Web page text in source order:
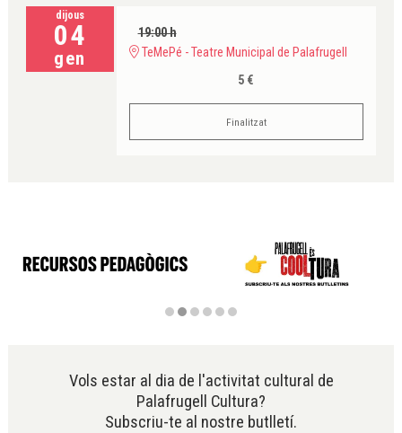
dijous
04
gen
19:00 h
TeMePé - Teatre Municipal de Palafrugell
5 €
Finalitzat
Vols estar al dia de l'activitat cultural de
Palafrugell Cultura?
Subscriu-te al nostre butlletí.